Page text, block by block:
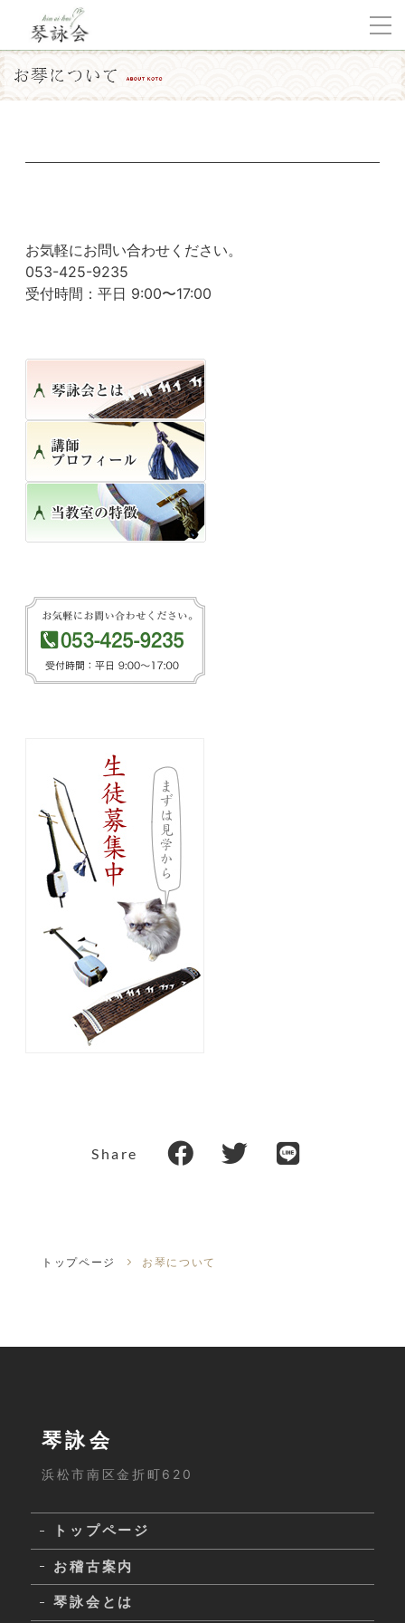
お気軽にお問い合わせください。
053-425-9235
受付時間：平日 9:00〜17:00
Share
トップページ お琴について
琴詠会
浜松市南区金折町620
トップページ
お稽古案内
琴詠会とは